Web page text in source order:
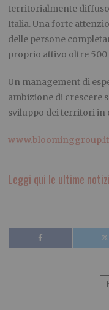
territorialmente
Italia. Una forte
delle persone
proprio attivo oltre
Un management di
ambizione di crescere
sviluppo dei territori in
www.bloominggroup.it
Leggi qui le ultime